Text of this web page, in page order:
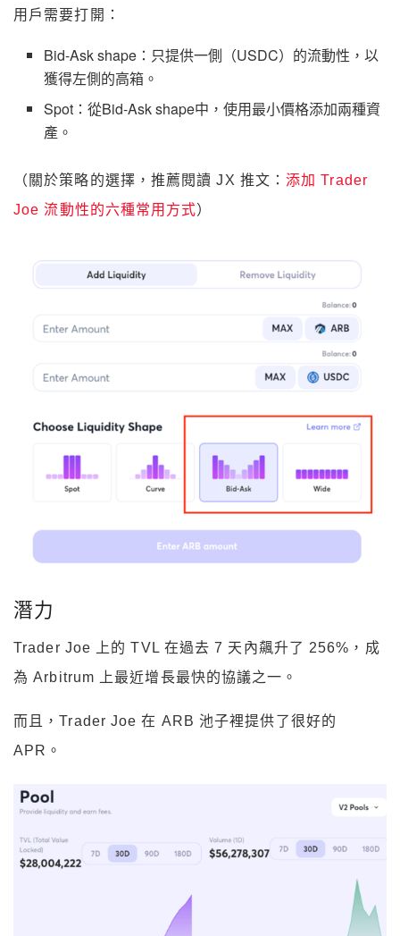
用戶需要打開：
Bid-Ask shape：只提供一側（USDC）的流動性，以
獲得左側的高箱。
Spot：從Bid-Ask shape中，使用最小價格添加兩種資
產。
（關於策略的選擇，推薦閱讀 JX 推文：添加 Trader
Joe 流動性的六種常用方式）
潛力
Trader Joe 上的 TVL 在過去 7 天內飆升了 256%，成
為 Arbitrum 上最近增長最快的協議之一。
而且，Trader Joe 在 ARB 池子裡提供了很好的
APR。